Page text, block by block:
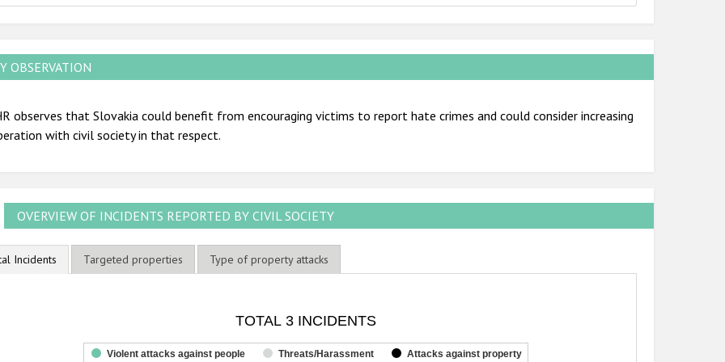
OBSERVATION
observes that Slovakia could benefit from encouraging victims to report hate crimes and could consider increasing
with civil society in that respect.
OVERVIEW OF INCIDENTS REPORTED BY CIVIL SOCIETY
Incidents Targeted properties Type of property attacks
chart with 3 data series.
chart has 1 X axis displaying categories.
TOTAL 3 INCIDENTS
Violent attacks against people Threats/Harassment Attacks against property